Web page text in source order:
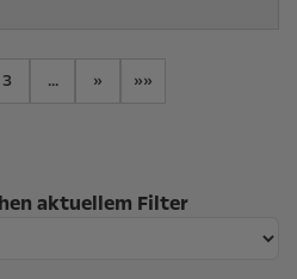
3 ... » »»
aktuellem Filter